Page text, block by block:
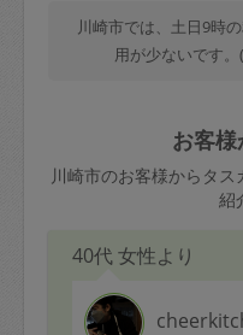
川崎市では、土日9時
用が少ないです
お客様
川崎市のお客様からタ
紹
40代 女性より